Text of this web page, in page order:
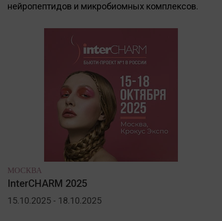
нейропептидов и микробиомных комплексов.
МОСКВА
InterCHARM 2025
15.10.2025 - 18.10.2025